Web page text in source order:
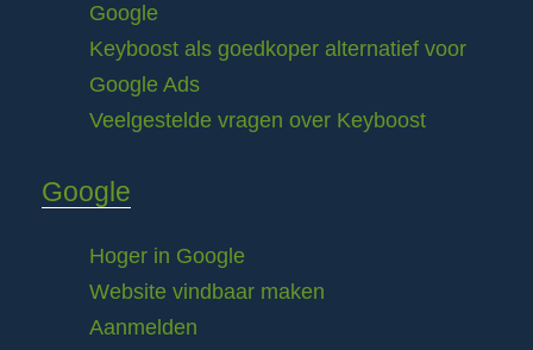
Google
Keyboost als goedkoper alternatief voor
Google Ads
Veelgestelde vragen over Keyboost
Google
Hoger in Google
Website vindbaar maken
Aanmelden